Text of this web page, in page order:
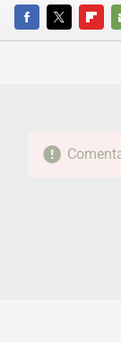
FACEBOOKTWITTER